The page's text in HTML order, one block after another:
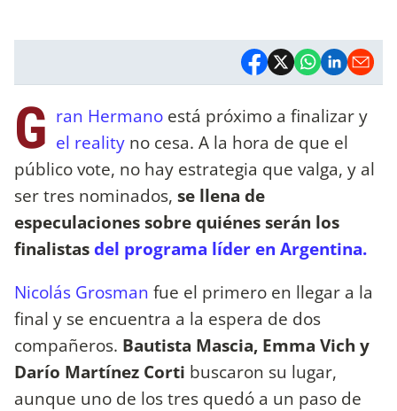
G ran Hermano está próximo a finalizar y
el reality no cesa. A la hora de que el
público vote, no hay estrategia que valga, y al
ser tres nominados, se llena de
especulaciones sobre quiénes serán los
finalistasdel programa líder en Argentina.
Nicolás Grosman fue el primero en llegar a la
final y se encuentra a la espera de dos
compañeros. Bautista Mascia, Emma Vich y
Darío Martínez Corti buscaron su lugar,
aunque uno de los tres quedó a un paso de